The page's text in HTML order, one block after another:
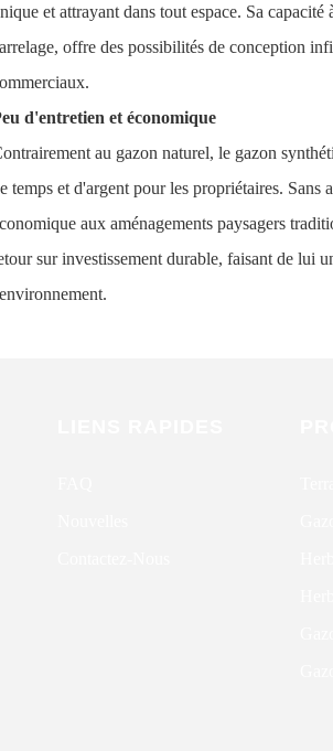
et attrayant dans tout espace. Sa
offre des possibilités de conception
d'entretien et économique
au gazon naturel, le gazon
temps et d'argent pour les propriétaires.
aux aménagements paysagers
sur investissement durable, faisant de lui